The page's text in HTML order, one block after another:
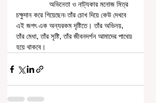
চক্ষুদান করে গিয়েছেন৷ তাঁর চোখ দিয়ে কেউ দেখবে
এই জগৎ এক অন্যরকম দৃষ্টিতে। তাঁর অভিনয়,
তাঁর মেধা, তাঁর সৃষ্টি, তাঁর জীবনদর্শন আমাদের পাথেয়
হয়ে থাকবে।